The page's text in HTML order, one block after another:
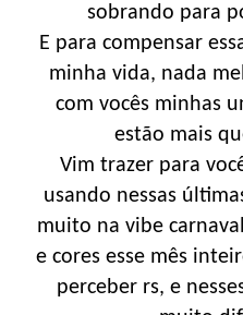
sobrando para
E para compensar
minha vida, nada
com vocês minhas
estão mais
Vim trazer para
usando nessas
muito na vibe
e cores esse mês
perceber rs, e